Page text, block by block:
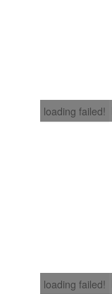
loading failed!
loading failed!